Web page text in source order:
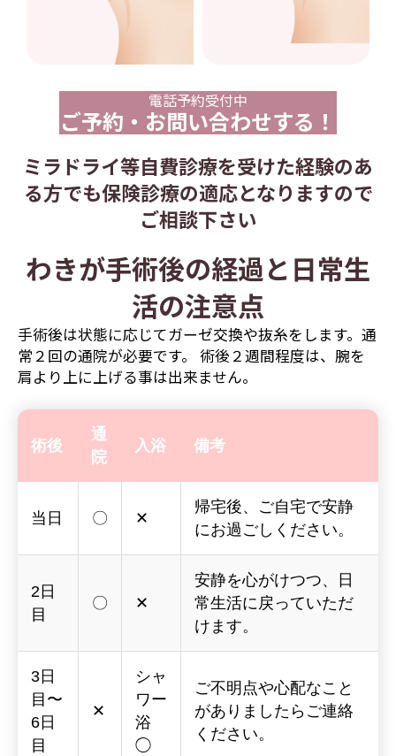
電話予約受付中
ご予約・お問い合わせする！
ミラドライ等自費診療を受けた経験のあ
る方でも保険診療の適応となりますので
ご相談下さい
わきが手術後の経過と日常生
活の注意点
手術後は状態に応じてガーゼ交換や抜糸をします。通
常２回の通院が必要です。 術後２週間程度は、腕を
肩より上に上げる事は出来ません。
術後
通
院
入浴 備考
当日 〇 ✕
帰宅後、ご自宅で安静
にお過ごしください。
2日
目
〇 ✕
安静を心がけつつ、日
常生活に戻っていただ
けます。
3日
目〜
6日
目
✕
シャ
ワー
浴
◯
ご不明点や心配なこと
がありましたらご連絡
ください。